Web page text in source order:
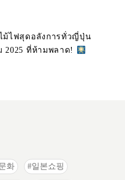
ม้ไฟสุดอลังการทั่วญี่ปุ่น
2025 ที่ห้ามพลาด!
화 일본쇼핑